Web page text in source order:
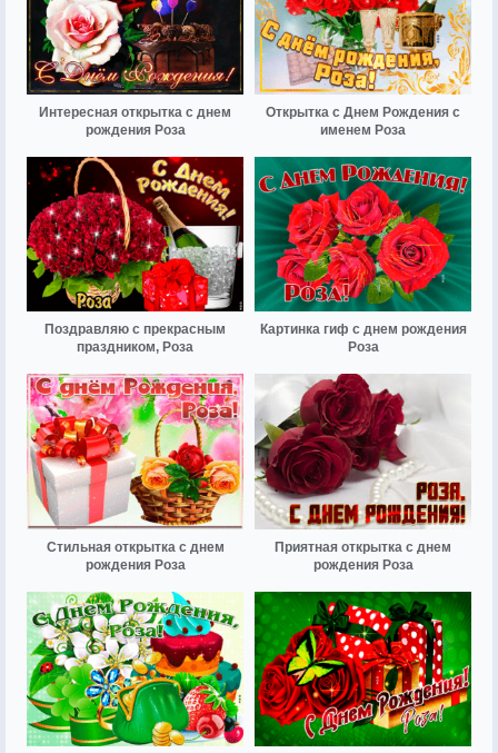
Интересная открытка с днем
рождения Роза
Открытка с Днем Рождения с
именем Роза
Поздравляю с прекрасным
праздником, Роза
Картинка гиф с днем рождения
Роза
Стильная открытка с днем
рождения Роза
Приятная открытка с днем
рождения Роза